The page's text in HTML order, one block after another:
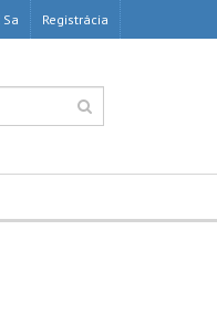
Registrácia